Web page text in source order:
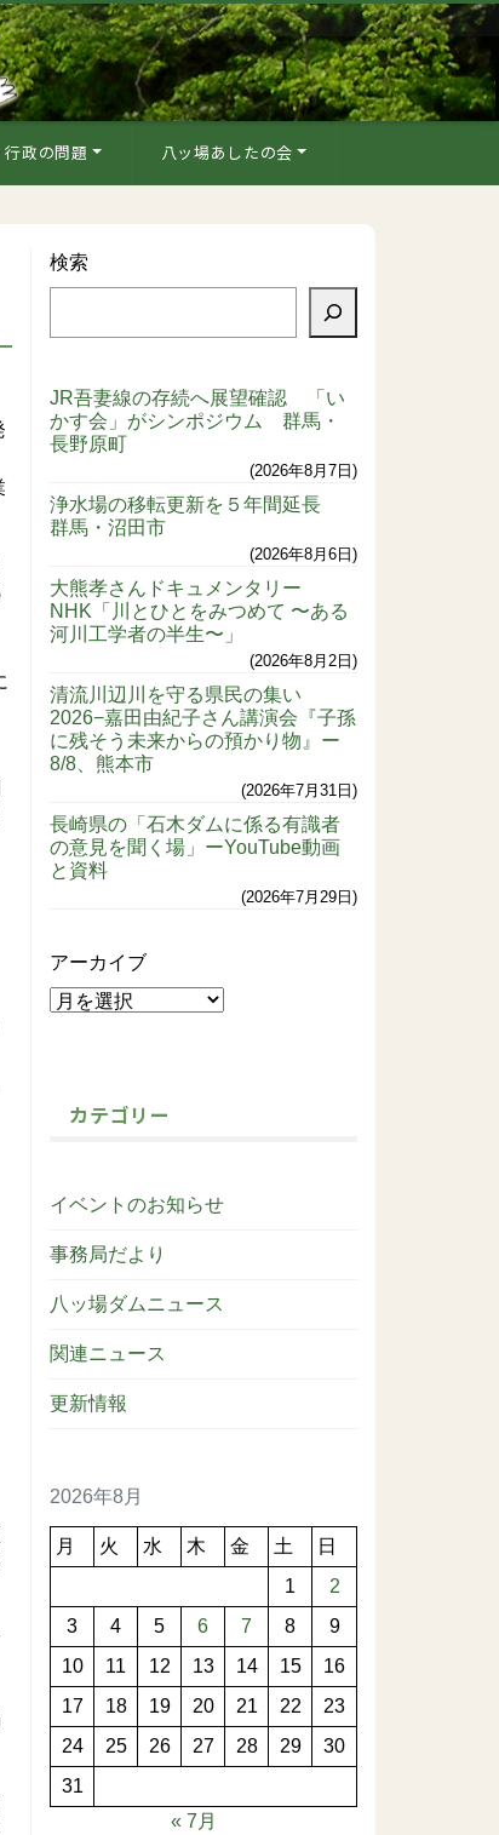
政の問題 八ッ場あしたの会
検索
JR吾妻線の存続へ展望確認 「い
かす会」がシンポジウム 群馬・
長野原町
2026年8月7日
浄水場の移転更新を５年間延長
群馬・沼田市
2026年8月6日
大熊孝さんドキュメンタリー
NHK「川とひとをみつめて 〜ある
河川工学者の半生〜」
2026年8月2日
清流川辺川を守る県民の集い
2026−嘉田由紀子さん講演会『子孫
に残そう未来からの預かり物』ー
8/8、熊本市
2026年7月31日
長崎県の「石木ダムに係る有識者
の意見を聞く場」ーYouTube動画
と資料
2026年7月29日
アーカイブ
カテゴリー
イベントのお知らせ
事務局だより
八ッ場ダムニュース
関連ニュース
更新情報
2026年8月
月 火 水 木 金 土
日
1
2
3
4 5 6 7 8
9
10
11 12 13 14 15
16
17
18 19 20 21 22
23
24
25 26 27 28 29
30
31
« 7月